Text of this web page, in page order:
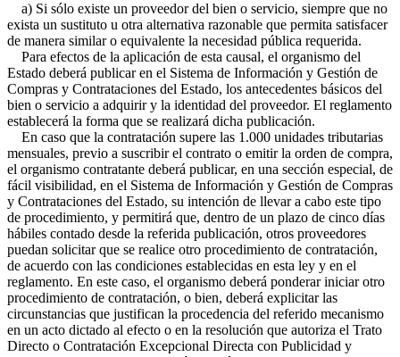
a) Si sólo existe un proveedor del bien o servicio, siempre que no
exista un sustituto u otra alternativa razonable que permita satisfacer
de manera similar o equivalente la necesidad pública requerida.
Para efectos de la aplicación de esta causal, el organismo del
Estado deberá publicar en el Sistema de Información y Gestión de
Compras y Contrataciones del Estado, los antecedentes básicos del
bien o servicio a adquirir y la identidad del proveedor. El reglamento
establecerá la forma que se realizará dicha publicación.
En caso que la contratación supere las 1.000 unidades tributarias
mensuales, previo a suscribir el contrato o emitir la orden de compra,
el organismo contratante deberá publicar, en una sección especial, de
fácil visibilidad, en el Sistema de Información y Gestión de Compras
y Contrataciones del Estado, su intención de llevar a cabo este tipo
de procedimiento, y permitirá que, dentro de un plazo de cinco días
hábiles contado desde la referida publicación, otros proveedores
puedan solicitar que se realice otro procedimiento de contratación,
de acuerdo con las condiciones establecidas en esta ley y en el
reglamento. En este caso, el organismo deberá ponderar iniciar otro
procedimiento de contratación, o bien, deberá explicitar las
circunstancias que justifican la procedencia del referido mecanismo
en un acto dictado al efecto o en la resolución que autoriza el Trato
Directo o Contratación Excepcional Directa con Publicidad y